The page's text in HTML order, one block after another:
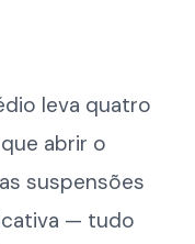
leva quatro
abrir o
suspensões
— tudo